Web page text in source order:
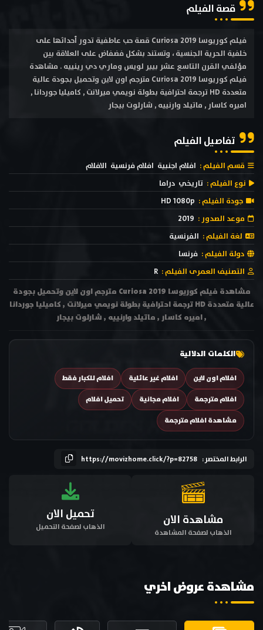
قصة الفيلم
فيلم كوريوسا Curiosa 2019 قصة حب عاطفية تدور أحداثها على
خلفية الحرية الجنسية ، وتستند بشكل فضفاض على العلاقة بين
مؤلفي القرن التاسع عشر بيير لويس وماري دي رينييه . مشاهدة
فيلم كوريوسا Curiosa 2019 مترجم اون لاين وتحميل بجودة عالية
متعددة HD ترجمة احترافية بطولة نويمي ميرلانت , كاميليا جوردانا ,
اميره كاسار , ماتيلد وارنييه , شارلوت بيجار
تفاصيل الفيلم
قسم الفيلم : افلام اجنبية افلام فرنسية الافلام
نوع الفيلم : تاريخي دراما
جودة الفيلم : HD 1080p
موعد الصدور : 2019
لغة الفيلم : الفرنسية
دولة الفيلم : فرنسا
التصنيف العمرى الفيلم : R
مشاهدة فيلم كوريوسا Curiosa 2019 مترجم اون لاين وتحميل بجودة
عالية متعددة HD ترجمة احترافية بطولة نويمي ميرلانت , كاميليا جوردانا
, اميره كاسار , ماتيلد وارنييه , شارلوت بيجار
الكلمات الدلالية
افلام اون لاين افلام غير عائلية
افلام للكبار فقط
افلام مترجمة
افلام مجانية
تحميل افلام
مشاهدة افلام مترجمة
الرابط المختصر : https://movizhome.click/?p=82758
مشاهدة الان
الذهاب لصفحة المشاهدة
تحميل الان
الذهاب لصفحة التحميل
مشاهدة عروض اخري